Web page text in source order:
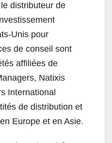
distributeur de
Unis pour
de conseil sont
affiliées de
Natixis
International
de distribution et
Europe et en Asie.